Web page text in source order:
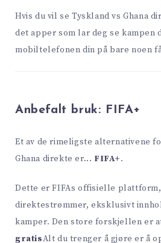
Hvis du vil se Tyskland vs Ghana
det apper som lar deg se kampen
mobiltelefonen din på bare noen
Anbefalt bruk: FIFA+
Et av de rimeligste alternativene
Ghana direkte er... FIFA+.
Dette er FIFAs offisielle
direktestrømmer, eksklusivt
kamper. Den store forskjellen er
gratisAlt du trenger å gjøre er å